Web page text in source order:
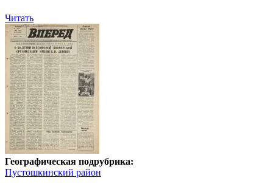
Читать
Географическая подрубрика:
Пустошкинский район